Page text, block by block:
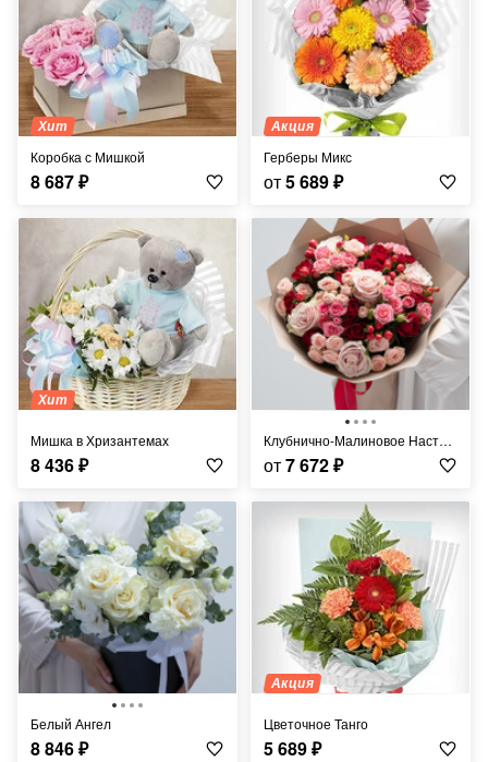
Хит
Коробка с Мишкой
8 687₽
Акция
Герберы Микс
от5 689₽
Хит
Мишка в Хризантемах
8 436₽
Клубнично-Малиновое Настроение
от7 672₽
Белый Ангел
8 846₽
Акция
Цветочное Танго
5 689₽